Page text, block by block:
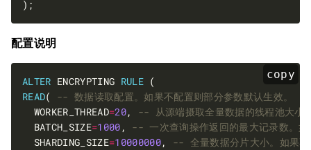
配置说明
copy
ALTER ENCRYPTING RULE
READ(
  WORKER_THREAD
=20,
  BATCH_SIZE
=1000 ,
  SHARDING_SIZE
=10000000,